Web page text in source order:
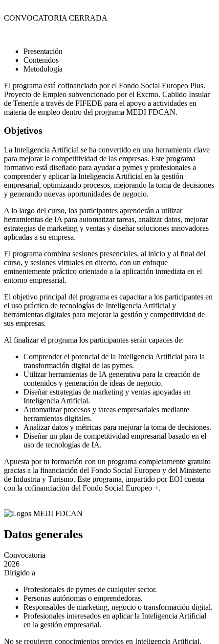
CONVOCATORIA CERRADA
Presentación
Contenidos
Metodología
El programa está cofinanciado por el Fondo Social Europeo Plus.
Proyecto de Empleo subvencionado por el Excmo. Cabildo Insular
de Tenerife a través de FIFEDE para el apoyo a actividades en
materia de empleo dentro del programa MEDI FDCAN.
Objetivos
La Inteligencia Artificial se ha convertido en una herramienta clave
para mejorar la competitividad de las empresas. Este programa
formativo está diseñado para ayudar a pymes y profesionales a
comprender y aplicar la Inteligencia Artificial en la gestión
empresarial, optimizando procesos, mejorando la toma de decisiones
y generando nuevas oportunidades de negocio.
A lo largo del curso, los participantes aprenderán a utilizar
herramientas de IA para automatizar tareas, analizar datos, mejorar
estrategias de marketing y ventas y diseñar soluciones innovadoras
aplicadas a su empresa.
El programa combina sesiones presenciales, al inicio y al final del
curso, y sesiones virtuales en directo, con un enfoque
eminentemente práctico orientado a la aplicación inmediata en el
entorno empresarial.
El objetivo principal del programa es capacitar a los participantes en
el uso práctico de tecnologías de Inteligencia Artificial y
herramientas digitales para mejorar la gestión y competitividad de
sus empresas.
Al finalizar el programa los participantes serán capaces de:
Comprender el potencial de la Inteligencia Artificial para la
transformación digital de las pymes.
Utilizar herramientas de IA generativa para la creación de
contenidos y generación de ideas de negocio.
Diseñar estrategias de marketing y ventas apoyadas en
Inteligencia Artificial.
Automatizar procesos y tareas empresariales mediante
herramientas digitales.
Analizar datos y métricas para mejorar la toma de decisiones.
Diseñar un plan de competitividad empresarial basado en el
uso de tecnologías de IA.
Apuesta por tu formación con un programa completamente gratuito
gracias a la financiación del Fondo Social Europeo y del Ministerio
de Industria y Turismo. Este programa, impartido por EOI cuenta
con la cofinanciación del Fondo Social Europeo +.
Datos generales
Convocatoria
2026
Dirigido a
Profesionales de pymes de cualquier sector.
Personas autónomas o emprendedoras.
Responsables de marketing, negocio o transformación digital.
Profesionales interesados en aplicar la Inteligencia Artificial
en la gestión empresarial.
No se requieren conocimientos previos en Inteligencia Artificial.